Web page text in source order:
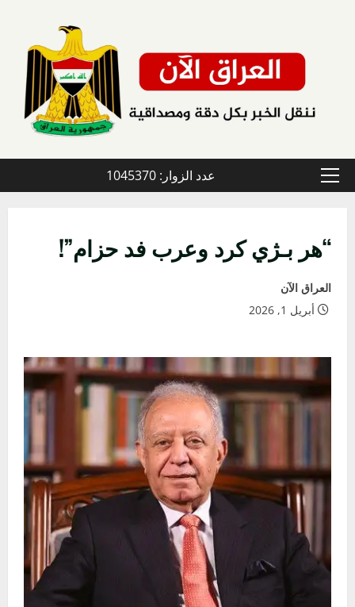
القائمة
عدد الزوار: 1045370
“هر بـژي كرد وعرب فد حزام”!
العراق الآن
أبريل 1, 2026